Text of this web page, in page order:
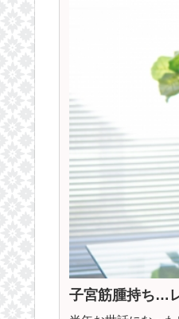
子宮筋腫持ち…